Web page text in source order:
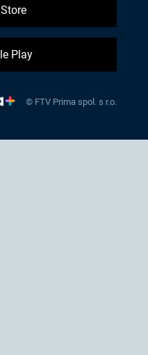
Play
© FTV Prima spol. s r.o.